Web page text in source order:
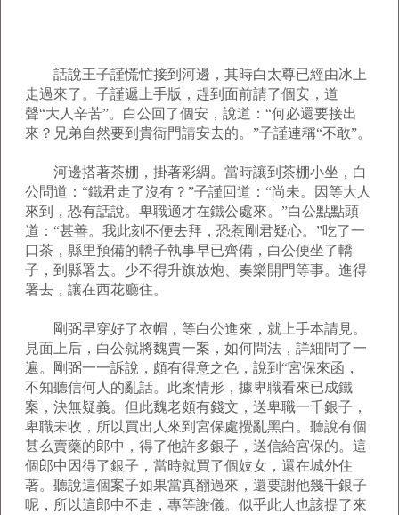
話說王子謹慌忙接到河邊，其時白太尊已經由冰上
走過來了。子謹遞上手版，趕到面前請了個安，道
聲“大人辛苦”。白公回了個安，說道：“何必還要接出
來？兄弟自然要到貴衙門請安去的。”子謹連稱“不敢”。
河邊搭著茶棚，掛著彩綢。當時讓到茶棚小坐，白
公問道：“鐵君走了沒有？”子謹回道：“尚未。因等大人
來到，恐有話說。卑職適才在鐵公處來。”白公點點頭
道：“甚善。我此刻不便去拜，恐惹剛君疑心。”吃了一
口茶，縣里預備的轎子執事早已齊備，白公便坐了轎
子，到縣署去。少不得升旗放炮、奏樂開門等事。進得
署去，讓在西花廳住。
剛弼早穿好了衣帽，等白公進來，就上手本請見。
見面上后，白公就將魏賈一案，如何問法，詳細問了一
遍。剛弼一一訴說，頗有得意之色，說到“宮保來函，
不知聽信何人的亂話。此案情形，據卑職看來已成鐵
案，決無疑義。但此魏老頗有錢文，送卑職一千銀子，
卑職未收，所以買出人來到宮保處攪亂黑白。聽說有個
甚么賣藥的郎中，得了他許多銀子，送信給宮保的。這
個郎中因得了銀子，當時就買了個妓女，還在城外住
著。聽說這個案子如果當真翻過來，還要謝他幾千銀子
呢，所以這郎中不走，專等謝儀。似乎此人也該提了來